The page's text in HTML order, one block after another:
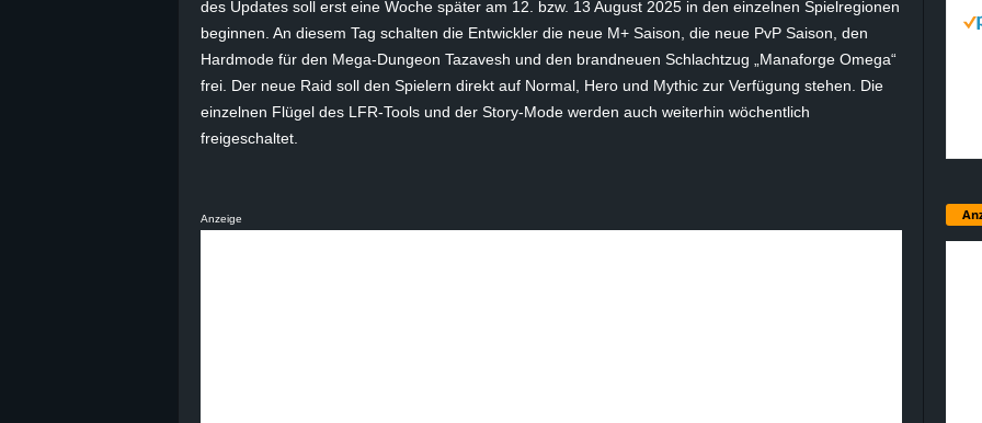
des Updates soll erst eine Woche später am 12. bzw. 13 August2025 in den einzelnen Spielregionen
beginnen. An diesem Tag schalten die Entwickler die neue M+ Saison, die neue PvPSaison, den
Hardmodefür den Mega-Dungeon Tazavesh und den brandneuen Schlachtzug „ManaforgeOmega“
frei. Der neue Raid soll den Spielern direkt auf Normal, Heround Mythiczur Verfügung stehen. Die
einzelnen Flügel des LFR-Toolsund der Story-Mode werden auch weiterhin wöchentlich
freigeschaltet.
Anzeige